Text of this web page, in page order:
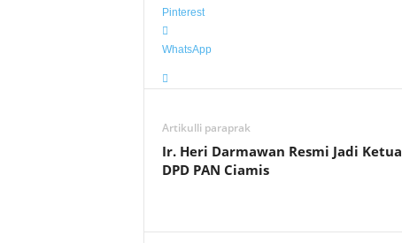
Pinterest
WhatsApp
Artikulli paraprak
Ir. Heri Darmawan Resmi Jadi Ketua
DPD PAN Ciamis